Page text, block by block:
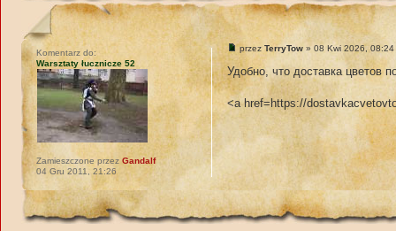
przezTerryTow » 08 Kwi 2026, 08:24
Удобно, что доставка цветов
<a href=https://
Komentarz do:
Warsztaty łucznicze 52
Zamieszczone przezGandalf
04 Gru 2011, 21:26